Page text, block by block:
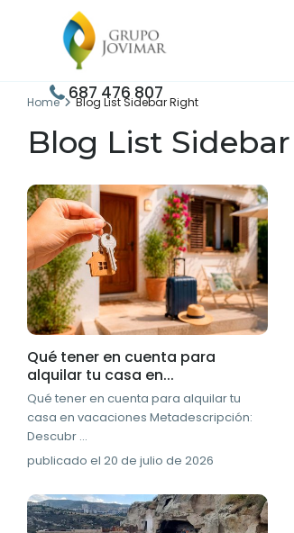
687 476 807
Home Blog List Sidebar Right
Blog List
Qué tener en cuenta para
alquilar tu casa en...
Qué tener en cuenta para alquilar tu
casa en vacaciones Metadescripción:
Descubr ...
publicado el 20 de julio de 2026